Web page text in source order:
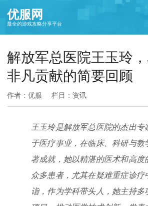
优服网
最全的游戏攻略分享平台
解放军总医院王玉玲
非凡贡献的简要回顾
作者：优服 栏目： 资讯
王玉玲是解放军总医院的杰出专
于医疗事业，在临床、科研与教
著成就，她以精湛的医术和高度
众多患者，尤其在疑难重症诊疗
诣，作为学科带头人，她主持多